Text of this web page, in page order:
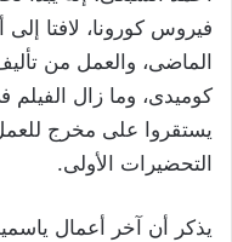
فيروس كورونا، لافتا إلى
الماضى، والعمل من
كوميدى، وما زال الفيلم
يستقروا على مخرج
التحضيرات الأولى.
يذكر أن آخر أعمال